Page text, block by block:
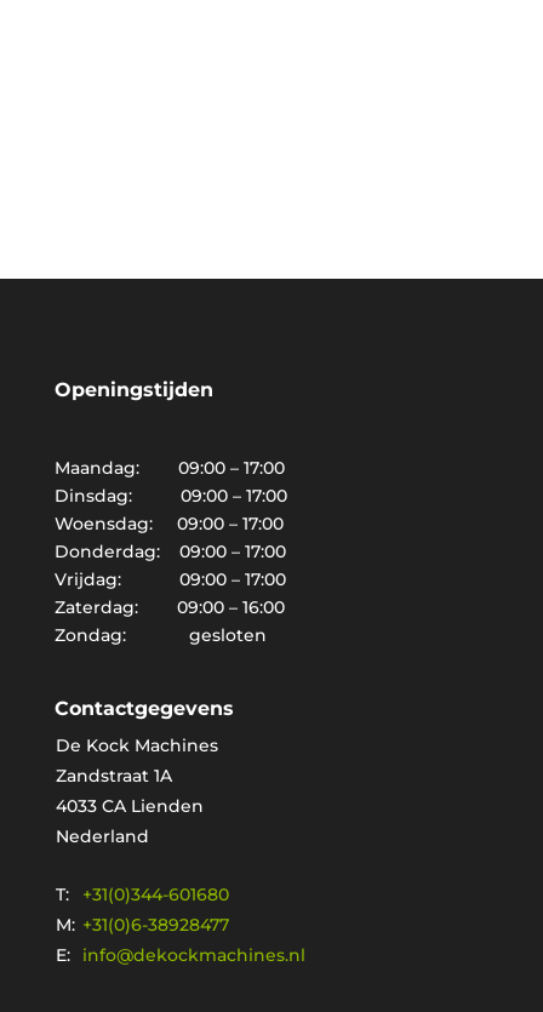
Openingstijden
Maandag: 09:00 – 17:00
Dinsdag: 09:00 – 17:00
Woensdag: 09:00 – 17:00
Donderdag: 09:00 – 17:00
Vrijdag: 09:00 – 17:00
Zaterdag: 09:00 – 16:00
Zondag: gesloten
Contactgegevens
De Kock Machines
Zandstraat 1A
4033 CA Lienden
Nederland
T:
+31(0)344-601680
M: +31(0)6-38928477
E:
info@dekockmachines.nl